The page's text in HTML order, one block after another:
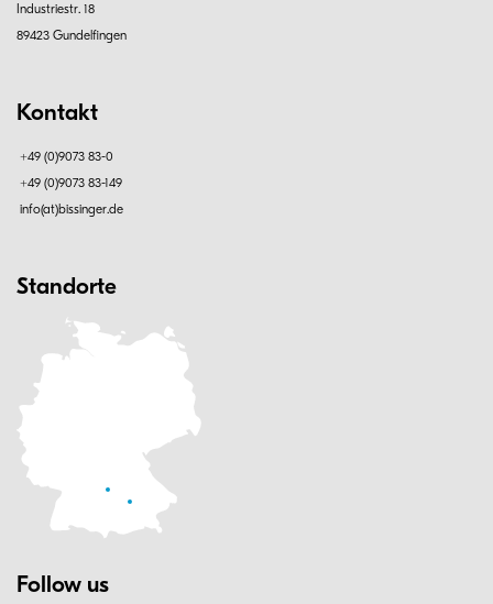
Industriestr. 18
89423 Gundelfingen
Kontakt
+49 (0)9073 83-0
+49 (0)9073 83-149
info(at)bissinger.de
Standorte
Follow us